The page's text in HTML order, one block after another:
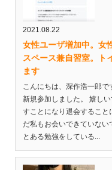
2021.08.22
女性ユーザ増加中。女
スペース兼自習室。ト
ます
こんにちは、深作浩一郎
新規参加しました。 嬉し
すことになり退会すること
だ私もお会いできていな
とある勉強をしている...